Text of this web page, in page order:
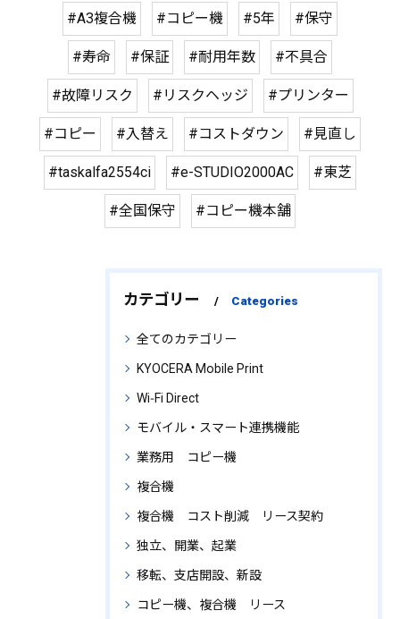
#A3複合機 #コピー機 #5年 #保守
#寿命 #保証 #耐用年数 #不具合
#故障リスク #リスクヘッジ #プリンター
#コピー #入替え #コストダウン #見直し
#taskalfa2554ci #e-STUDIO2000AC #東芝
#全国保守 #コピー機本舗
カテゴリー Categories
全てのカテゴリー
KYOCERA Mobile Print
Wi‑Fi Direct
モバイル・スマート連携機能
業務用 コピー機
複合機
複合機 コスト削減 リース契約
独立、開業、起業
移転、支店開設、新設
コピー機、複合機 リース